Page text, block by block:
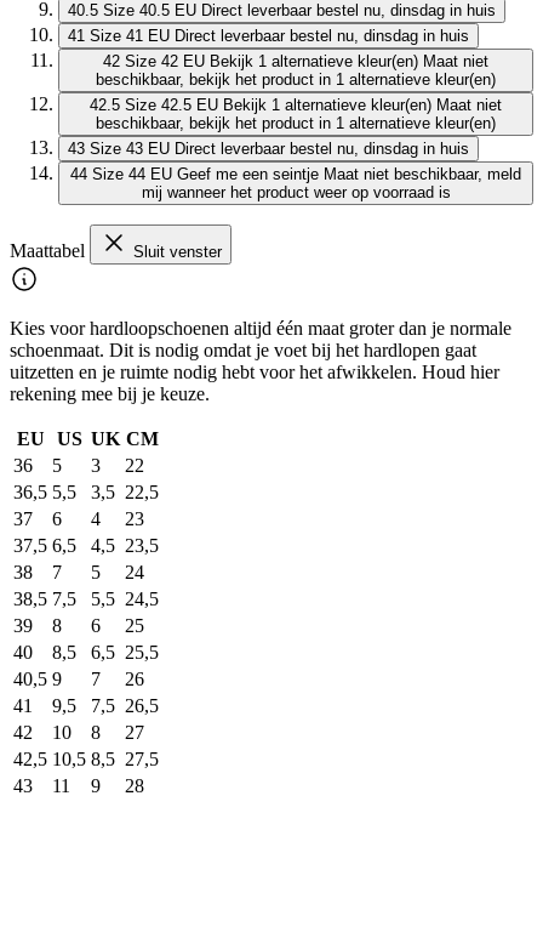
40.5 Size 40.5 EU Direct leverbaar bestel nu, dinsdag in huis
41 Size 41 EU Direct leverbaar bestel nu, dinsdag in huis
42 Size 42 EU Bekijk 1 alternatieve kleur(en) Maat niet
beschikbaar, bekijk het product in 1 alternatieve kleur(en)
42.5 Size 42.5 EU Bekijk 1 alternatieve kleur(en) Maat niet
beschikbaar, bekijk het product in 1 alternatieve kleur(en)
43 Size 43 EU Direct leverbaar bestel nu, dinsdag in huis
44 Size 44 EU Geef me een seintje Maat niet beschikbaar, meld
mij wanneer het product weer op voorraad is
Maattabel Sluit venster
Kies voor hardloopschoenen altijd één maat groter dan je normale
schoenmaat. Dit is nodig omdat je voet bij het hardlopen gaat
uitzetten en je ruimte nodig hebt voor het afwikkelen. Houd hier
rekening mee bij je keuze.
EU US UK CM
36
5 3
22
36,5 5,5 3,5 22,5
37
6 4
23
37,5 6,5 4,5 23,5
38
7 5
24
38,5 7,5 5,5 24,5
39
8 6
25
40
8,5 6,5 25,5
40,5 9 7
26
41
9,5 7,5 26,5
42
10 8
27
42,5 10,5 8,5 27,5
43
11 9 28